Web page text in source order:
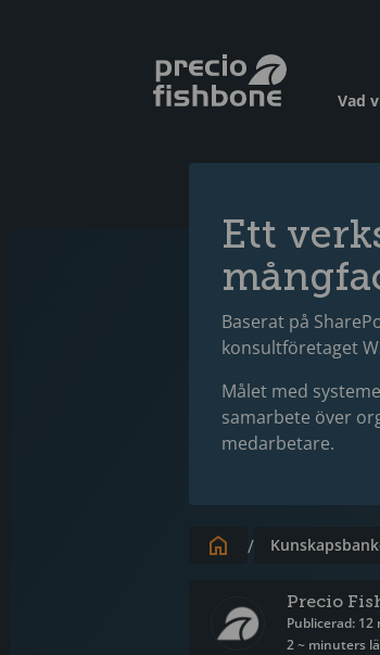
Vad
Ett
Baserat på
konsultföretaget
Målet med
samarbete över
medarbetare.
/
Precio
Publicerad: 12
2 ~ minuters